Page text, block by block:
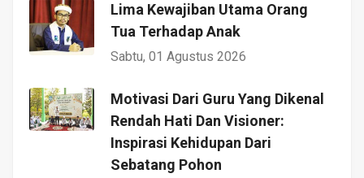
Lima Kewajiban Utama Orang
Tua Terhadap Anak
Sabtu, 01 Agustus 2026
Motivasi Dari Guru Yang Dikenal
Rendah Hati Dan Visioner:
Inspirasi Kehidupan Dari
Sebatang Pohon